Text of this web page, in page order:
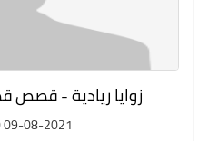
زوايا ريادية - قصص
09-08-2021 01:00 مساءً